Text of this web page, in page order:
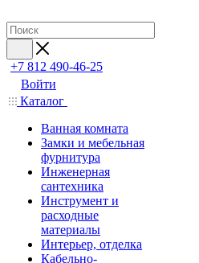
+7 812 490-46-25
Войти
Каталог
Ванная комната
Замки и мебельная
фурнитура
Инженерная
сантехника
Инструмент и
расходные
материалы
Интерьер, отделка
Кабельно-